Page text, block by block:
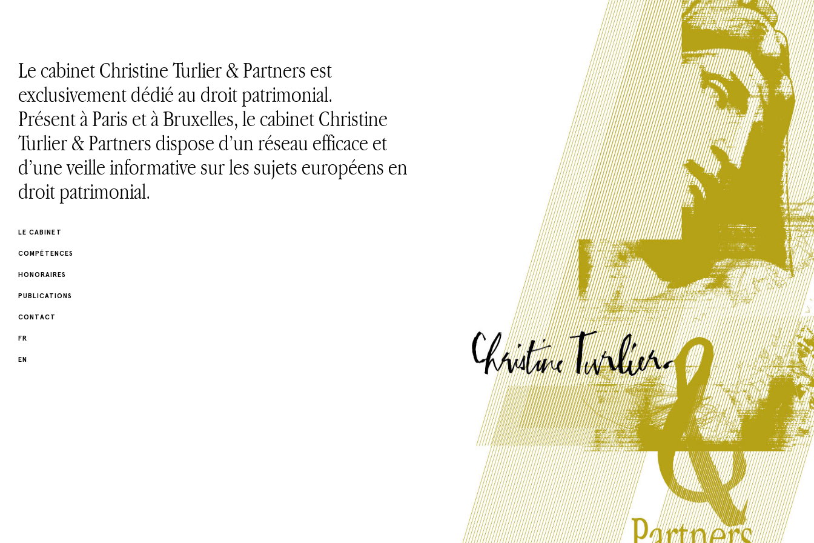
Le cabinet Christine Turlier & Partners est
exclusivement dédié au droit patrimonial.
Présent à Paris et à Bruxelles, le cabinet Christine
Turlier & Partners dispose d’un réseau efficace et
d’une veille informative sur les sujets européens en
droit patrimonial.
LE CABINET
COMPÉTENCES
HONORAIRES
PUBLICATIONS
CONTACT
FR
EN